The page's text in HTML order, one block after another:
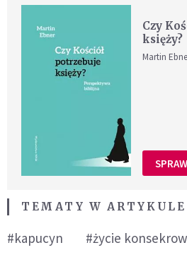
Czy
księży?
Martin
TEMATY W ARTYKULE
#kapucyn #życie